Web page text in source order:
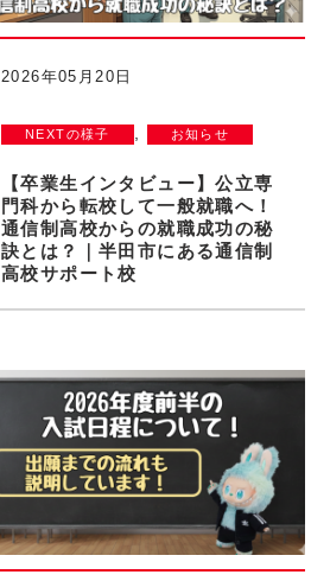
2026年05月20日
NEXTの様子 お知らせ
【卒業生インタビュー】公立専
門科から転校して一般就職へ！
通信制高校からの就職成功の秘
訣とは？｜半田市にある通信制
高校サポート校